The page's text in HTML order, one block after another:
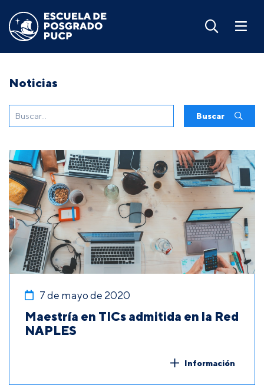
Noticias
Buscar
7 de mayo de 2020
Maestría en TICs admitida en la Red
NAPLES
Información